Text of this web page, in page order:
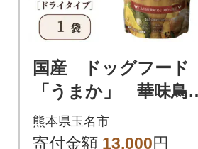
国産 ドッグフード
「うまか」 華味鳥1
00%使用 総合栄養
食 1.5kg
熊本県玉名市
寄付金額 13,000円